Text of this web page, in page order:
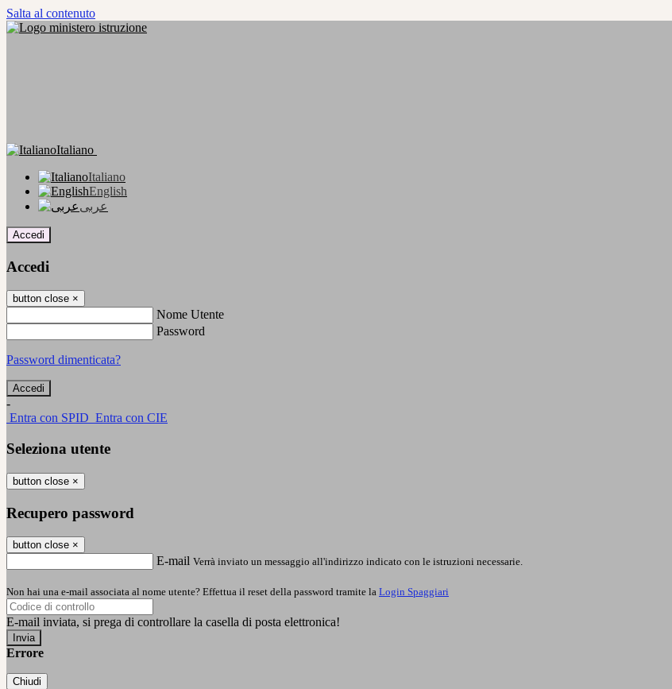
Salta al contenuto
Italiano
Italiano
English
عربى
Accedi
Accedi
button close ×
Nome Utente
Password
Password dimenticata?
-
Entra con SPID Entra con CIE
Seleziona utente
button close ×
Recupero password
button close ×
E-mail Verrà inviato un messaggio all'indirizzo indicato con le istruzioni necessarie.
Non hai una e-mail associata al nome utente? Effettua il reset della password tramite la Login Spaggiari
E-mail inviata, si prega di controllare la casella di posta elettronica!
Errore
Chiudi